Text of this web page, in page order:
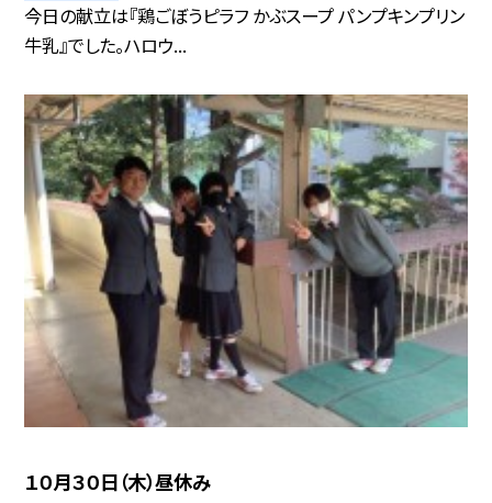
今日の献立は『鶏ごぼうピラフ かぶスープ パンプキンプリン
牛乳』でした。ハロウ...
１０月３０日（木）昼休み